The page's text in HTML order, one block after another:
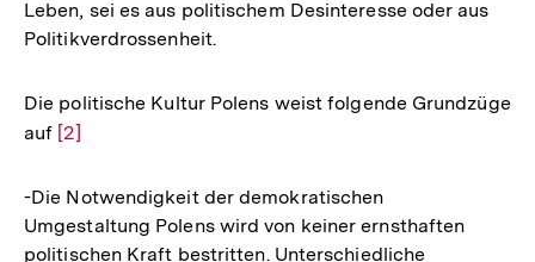
Leben, sei es aus politischem Desinteresse oder aus
Politikverdrossenheit.
Die politische Kultur Polens weist folgende Grundzüge
auf Zur
der
Fußnote
[2]
-Die Notwendigkeit der demokratischen
Umgestaltung Polens wird von keiner ernsthaften
politischen Kraft bestritten. Unterschiedliche